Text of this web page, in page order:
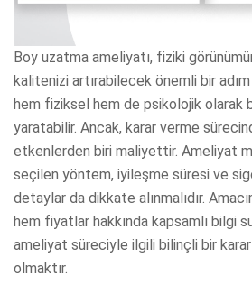
Boy uzatma ameliyatı, fiziki
kalitenizi artırabilecek önemli bir
hem fiziksel hem de psikolojik olarak
yaratabilir. Ancak, karar verme
etkenlerden biri maliyettir. Ameliyat
seçilen yöntem, iyileşme süresi ve
detaylar da dikkate alınmalıdır.
hem fiyatlar hakkında kapsamlı bilgi
ameliyat süreciyle ilgili bilinçli bir karar
olmaktır.